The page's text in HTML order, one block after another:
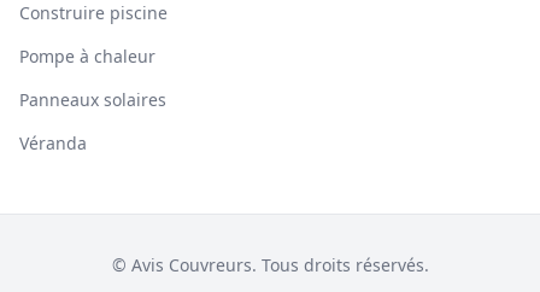
Construire piscine
Pompe à chaleur
Panneaux solaires
Véranda
© Avis Couvreurs. Tous droits réservés.